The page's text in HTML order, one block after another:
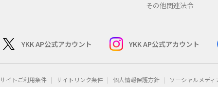
その他関連法令
YKK AP公式アカウント YKK AP公式アカウント
サイトご利用条件 サイトリンク条件 個人情報保護方針 ソーシャルメデ